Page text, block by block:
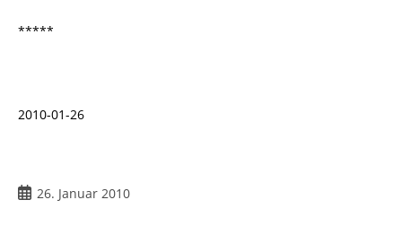
*****
2010-01-26
Beitrag
26. Januar 2010